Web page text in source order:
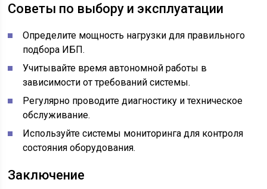
Советы по выбору и эксплуатации
Определите мощность нагрузки для правильного
подбора ИБП.
Учитывайте время автономной работы в
зависимости от требований системы.
Регулярно проводите диагностику и техническое
обслуживание.
Используйте системы мониторинга для контроля
состояния оборудования.
Заключение